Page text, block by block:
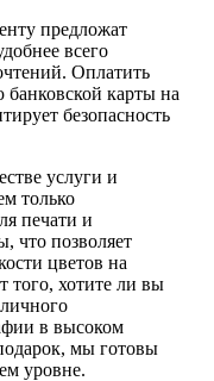
предложат
всего
Оплатить
карты на
безопасность
услуги и
только
печати и
что позволяет
цветов на
того, хотите ли вы
в высоком
мы готовы
уровне.